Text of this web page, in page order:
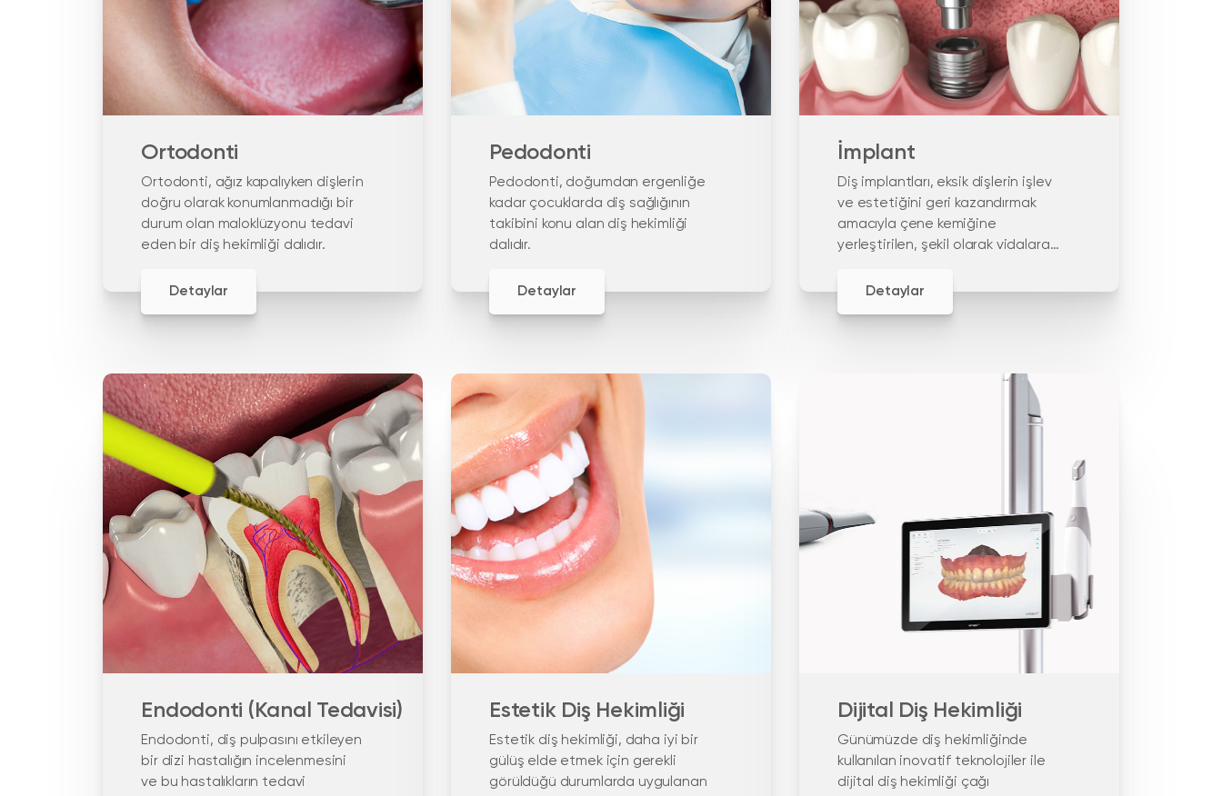
Ortodonti
Ortodonti, ağız kapalıyken dişlerin
doğru olarak konumlanmadığı bir
durum olan maloklüzyonu tedavi
eden bir diş hekimliği dalıdır.
Detaylar
Pedodonti
Pedodonti, doğumdan ergenliğe
kadar çocuklarda diş sağlığının
takibini konu alan diş hekimliği
dalıdır.
Detaylar
İmplant
Diş implantları, eksik dişlerin işlev
ve estetiğini geri kazandırmak
amacıyla çene kemiğine
yerleştirilen, şekil olarak vidalara
implantları, yüksek doku uyumu
Detaylar
Endodonti (Kanal Tedavisi)
Endodonti, diş pulpasını etkileyen
bir dizi hastalığın incelenmesini
ve bu hastalıkların tedavi
Estetik Diş Hekimliği
Estetik diş hekimliği, daha iyi bir
gülüş elde etmek için gerekli
görüldüğü durumlarda uygulanan
Dijital Diş Hekimliği
Günümüzde diş hekimliğinde
kullanılan inovatif teknolojiler ile
dijital diş hekimliği çağı